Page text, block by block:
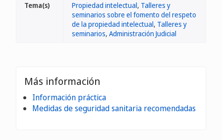
Tema(s)
Propiedad intelectual, Talleres y
seminarios sobre el fomento del respeto
de la propiedad intelectual, Talleres y
seminarios, Administración Judicial
Más información
Información práctica
Medidas de seguridad sanitaria recomendadas